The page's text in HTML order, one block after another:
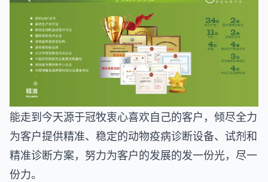
能走到今天源于冠牧衷心喜欢自己的客户，倾尽全力
为客户提供精准、稳定的动物疫病诊断设备、试剂和
精准诊断方案，努力为客户的发展的发一份光，尽一
份力。